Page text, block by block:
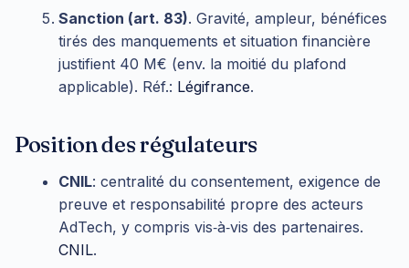
Sanction (art. 83). Gravité, ampleur, bénéfices
tirés des manquements et situation financière
justifient 40 M€ (env. la moitié du plafond
applicable). Réf.: Légifrance.
Position des régulateurs
CNIL: centralité du consentement, exigence de
preuve et responsabilité propre des acteurs
AdTech, y compris vis‑à‑vis des partenaires.
CNIL.